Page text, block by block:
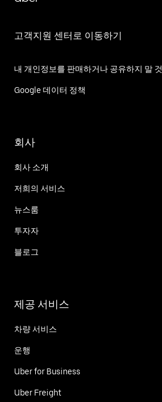
고객지원 센터로 이동하기
내 개인정보를 판매하거나 공유하지 말 것
Google 데이터 정책
회사
회사 소개
저희의 서비스
뉴스룸
투자자
블로그
제공 서비스
차량 서비스
운행
Uber for Business
Uber Freight